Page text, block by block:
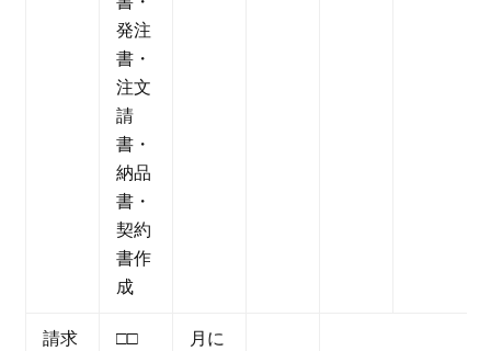
発注
書・
注文
請
書・
納品
書・
契約
書作
成
請求
□□
月に